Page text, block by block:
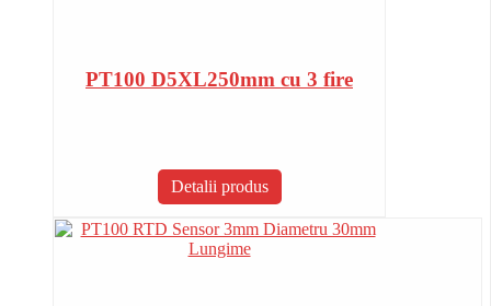
PT100 D5XL250mm cu 3 fire
Detalii produs